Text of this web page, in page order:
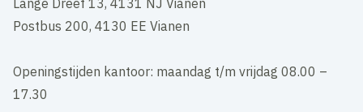
Postbus 200, 4130 EE Vianen
Openingstijden kantoor: maandag t/m vrijdag 08.00 –
17.30